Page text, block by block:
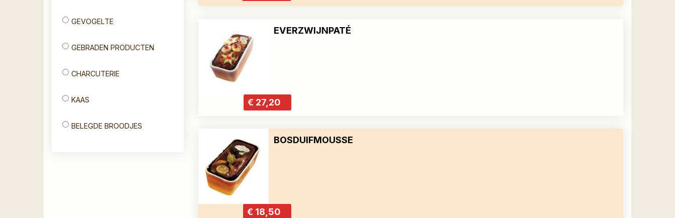
GEVOGELTE
GEBRADEN PRODUCTEN
CHARCUTERIE
KAAS
BELEGDE BROODJES
EVERZWIJNPATÉ
€ 27,20
BOSDUIFMOUSSE
€ 18,50